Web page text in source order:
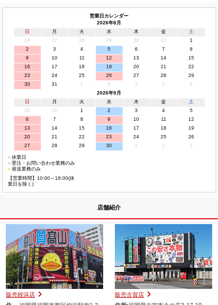
営業日カレンダー
2026年8月
日
月 火 水 木 金
土
26
27 28 29 30 31
1
2
3 4 5 6 7
8
9
10 11 12 13 14
15
16
17 18 19 20 21
22
23
24 25 26 27 28
29
30
31 1 2 3 4
5
2026年9月
日
月 火 水 木 金
土
30
31 1 2 3 4
5
6
7 8 9 10 11
12
13
14 15 16 17 18
19
20
21 22 23 24 25
26
27
28 29 30 1 2 3
■休業日
■受注・お問い合わせ業務のみ
■発送業務のみ
【営業時間】10:00～18:00(休
業日を除く)
店舗紹介
販売姪浜店
販売古賀店